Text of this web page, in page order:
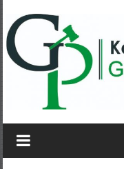
konten
KANTOR
PENGACARA